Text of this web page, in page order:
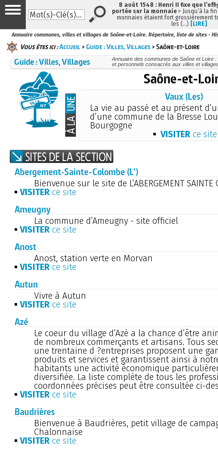
Annuaire communes, villes et villages de Saône-et-Loire. Répertoire, liste de sites -
Vous êtes ici :Accueil >Guide : Villes, Villages > Saône-et-Loire
Guide : Villes, Villages
Annuaire des communes de Saône et Loire
et personnels consacrés aux villes et
Saône-et-
Vaux (Les)
La vie au passé et au présent
d’une commune de la Bresse
Bourgogne
VISITERce site
Abergement-Sainte-Colombe (L’)
Bienvenue sur le site de L’ABERGEMENT SAINTE
VISITER ce site
Ameugny
La commune d’Ameugny - site officiel
VISITER ce site
Anost
Anost, station verte en Morvan
VISITER ce site
Autun
Vivre à Autun
VISITER ce site
Azé
Le coeur du village d’Azé a la chance d’être
de nombreux commerçants et artisans. Tous
une trentaine d ?entreprises proposent une
produits et services et garantissent ainsi à
habitants une activité économique
diversifiée. La liste complète de tous les
coordonnées précises peut être consultée ci-
VISITER ce site
Baudrières
Bienvenue à Baudrières, petit village de
Chalonnaise
VISITER ce site
8 août 1548 : Henri II fixe que
portée sur la monnaie > Jusqu’à la
monnaies étaient fort grossièrement
les (…) [LIRE]